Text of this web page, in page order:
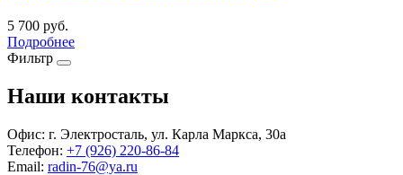
5 700 руб.
Подробнее
Фильтр
Наши контакты
Офис: г. Электросталь, ул. Карла Маркса, 30а
Телефон: +7 (926) 220-86-84
Email: radin-76@ya.ru